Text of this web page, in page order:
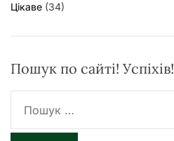
Цікаве (34)
Пошук по сайті! Успіхів!
ш